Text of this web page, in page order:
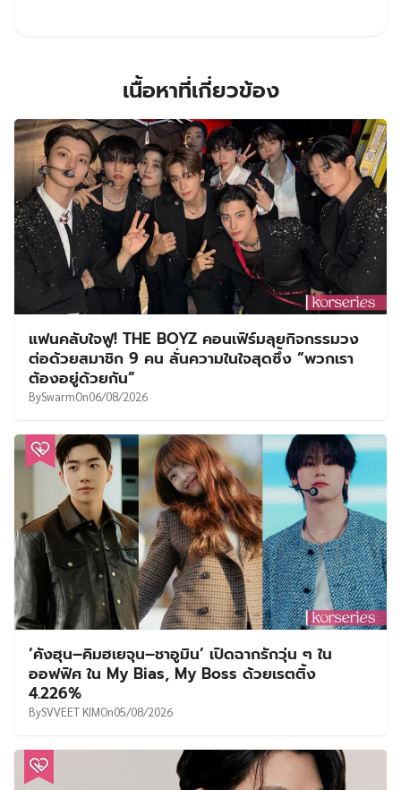
เนื้อหาที่เกี่ยวข้อง
แฟนคลับใจฟู! THE BOYZ คอนเฟิร์มลุยกิจกรรมวง
ต่อด้วยสมาชิก 9 คน ลั่นความในใจสุดซึ้ง “พวกเรา
ต้องอยู่ด้วยกัน”
BySwarmOn06/08/2026
‘คังฮุน–คิมฮเยจุน–ชาอูมิน’ เปิดฉากรักวุ่น ๆ ใน
ออฟฟิศ ใน My Bias, My Boss ด้วยเรตติ้ง
4.226%
BySVVEET KIMOn05/08/2026